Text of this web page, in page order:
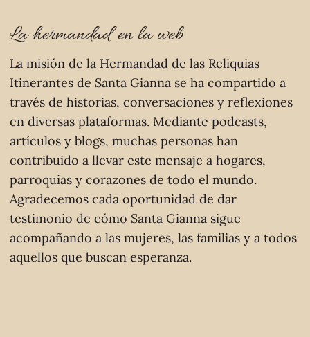
La misión de la Hermandad de las Reliquias
Itinerantes de Santa Gianna se ha compartido a
través de historias, conversaciones y reflexiones
en diversas plataformas. Mediante podcasts,
artículos y blogs, muchas personas han
contribuido a llevar este mensaje a hogares,
parroquias y corazones de todo el mundo.
Agradecemos cada oportunidad de dar
testimonio de cómo Santa Gianna sigue
acompañando a las mujeres, las familias y a todos
aquellos que buscan esperanza.
La hermandad en la web